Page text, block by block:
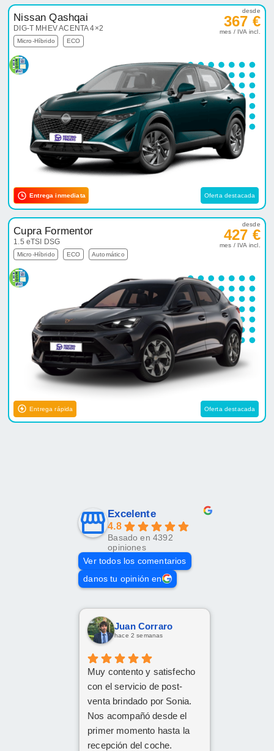
Nissan Qashqai
DIG-T MHEV ACENTA 4×2
Micro-Híbrido ECO
desde
367 €
mes / IVA incl.
Entrega inmediata Oferta destacada
Cupra Formentor
1.5 eTSI DSG
Micro-Híbrido ECO Automático
desde
427 €
mes / IVA incl.
Entrega rápida Oferta destacada
Excelente
4.8
Basado en 4392
opiniones
Ver todos los comentarios
danos tu opinión en
Juan Corraro
hace 2 semanas
Muy contento y satisfecho
con el servicio de post-
venta brindado por Sonia.
Nos acompañó desde el
primer momento hasta la
recepción del coche.